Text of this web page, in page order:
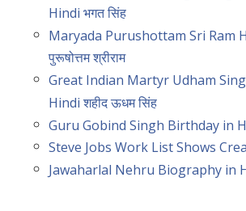
Hindi भगत सिंह
Maryada Purushottam Sri Ram
पुरूषोत्तम श्रीराम
Great Indian Martyr Udham
Hindi शहीद ऊधम सिंह
Guru Gobind Singh Birthday in
Steve Jobs Work List Shows
Jawaharlal Nehru Biography in